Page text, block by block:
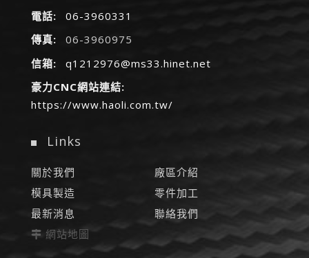
電話:
06-3960331
傳真:
06-3960975
信箱:
q1212976@ms33.hinet.net
豪力CNC網站連結:
https://www.haoli.com.tw/
Links
關於我們
廠區介紹
模具製造
零件加工
最新消息
聯絡我們
網站地圖